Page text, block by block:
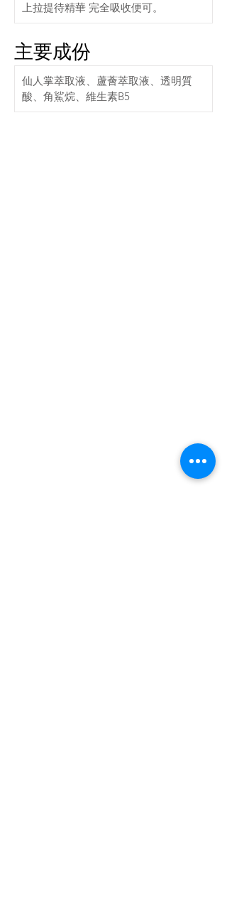
上拉提待精華 完全吸收便可。
主要成份
仙人掌萃取液、蘆薈萃取液、透明質
酸、角鯊烷、維生素B5